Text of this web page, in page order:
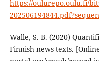
https://oulurepo.oulu.fi/
Walle, S. B. (2020)
Finnish news texts.